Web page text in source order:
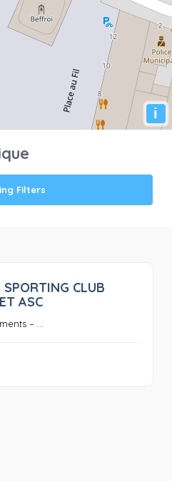
i
Filters
CLUB
ASC
– ...